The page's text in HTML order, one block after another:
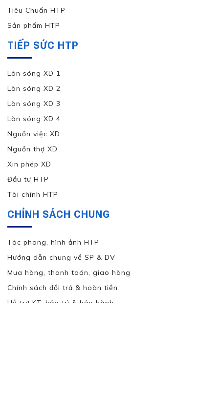
Tiêu Chuẩn HTP
Sản phẩm HTP
TIẾP SỨC HTP
Làn sóng XD 1
Làn sóng XD 2
Làn sóng XD 3
Làn sóng XD 4
Nguồn việc XD
Nguồn thợ XD
Xin phép XD
Đầu tư HTP
Tài chính HTP
CHÍNH SÁCH CHUNG
Tác phong, hình ảnh HTP
Hướng dẫn chung về SP & DV
Mua hàng, thanh toán, giao hàng
Chính sách đổi trả & hoàn tiền
Hỗ trợ KT, bảo trì & bảo hành